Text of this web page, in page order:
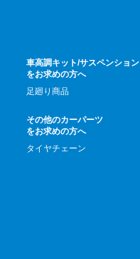
車高調キット/サスペンション
をお求めの方へ
足廻り商品
その他のカーパーツ
をお求めの方へ
タイヤチェーン